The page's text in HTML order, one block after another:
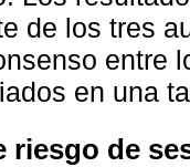
de los tres
entre
en una
riesgo de